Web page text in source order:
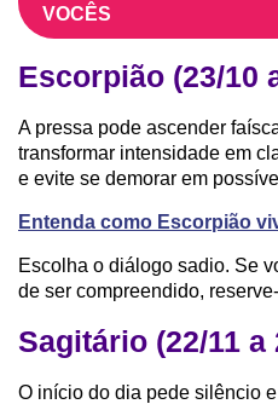
VOCÊS
Escorpião (23/10
A pressa pode ascender
transformar intensidade em
e evite se demorar em
Entenda como Escorpião
Escolha o diálogo sadio. Se
de ser compreendido,
Sagitário (22/11 a
O início do dia pede silêncio